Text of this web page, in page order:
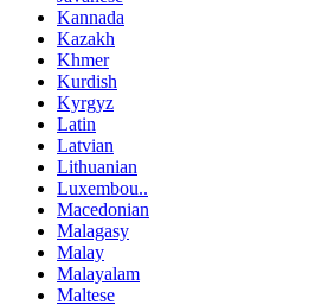
Kannada
Kazakh
Khmer
Kurdish
Kyrgyz
Latin
Latvian
Lithuanian
Luxembou..
Macedonian
Malagasy
Malay
Malayalam
Maltese